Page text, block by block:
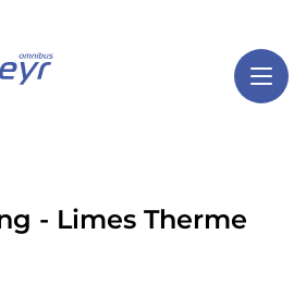
- Limes Therme